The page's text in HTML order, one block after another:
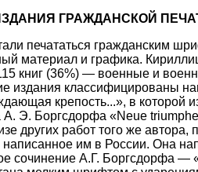
ГРАЖДАНСКОЙ
печататься гражданским
материал и графика.
книг (36%) — военные и
классифицированы
крепость...», в которой
А. Э. Боргсдорфа «Neue
других работ того же
им в России. Она
А.Г. Боргсдорфа —